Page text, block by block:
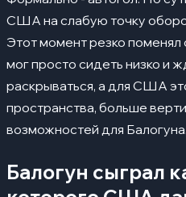
США на слабую точку
Этот момент резко
мог просто сидеть низко и
раскрываться, а для США
пространства, больше
возможностей для Балогуна.
Балогун сыграл